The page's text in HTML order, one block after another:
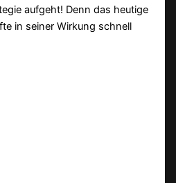
aufgeht! Denn das heutige
in seiner Wirkung schnell